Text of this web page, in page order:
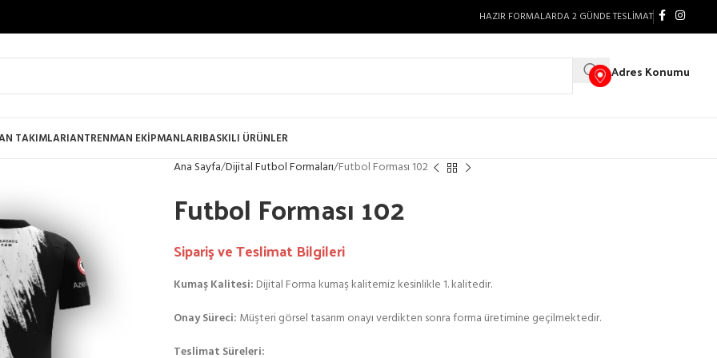
HAZIR FORMALARDA 2 GÜNDE TESLİMAT
Adres Konumu
TAKIMLARIANTRENMAN EKİPMANLARIBASKILI ÜRÜNLER
Ana Sayfa Dijital Futbol Formaları Futbol Forması 102
Futbol Forması 102
Sipariş ve Teslimat Bilgileri
Kumaş Kalitesi: Dijital Forma kumaş kalitemiz kesinlikle 1. kalitedir.
Onay Süreci: Müşteri görsel tasarım onayı verdikten sonra forma üretimine geçilmektedir.
Teslimat Süreleri: